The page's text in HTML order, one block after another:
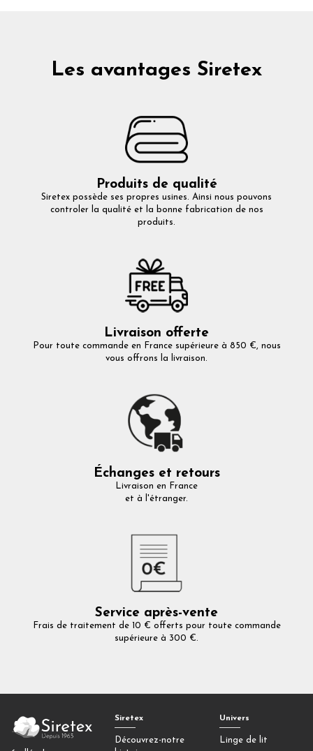
Les avantages Siretex
Produits de qualité
Siretex possède ses propres usines. Ainsi nous pouvons
controler la qualité et la bonne fabrication de nos
produits.
Livraison offerte
Pour toute commande en France supérieure à 850 €, nous
vous offrons la livraison.
Échanges et retours
Livraison en France
et à l'étranger.
Service après-vente
Frais de traitement de 10 € offerts pour toute commande
supérieure à 300 €.
Siretex
Découvrez-notre
Univers
Linge de lit